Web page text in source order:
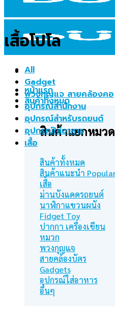
หน้าแรก
สินค้าทั้งหมด
สินค้าแยกหมวด
สินค้าทั้งหมด
สินค้าแนะนำ
เสื้อ
ม่านบังแดดรถยนต์
นาฬิกาแขวนผนัง
Fidget Toy
ปากกา เครื่องเขียน
หมวก
พวงกุญแจ
สายคล้องบัตร
Gadgets
อุปกรณ์ใส่อาหาร
อื่นๆ
เสื้อโปโล
All
Gadget
พวงกุญแจ สายคล้องคอ
อุปกรณ์สำนักงาน
อุปกรณ์สำหรับรถยนต์
อุปกรณ์ใส่อาหาร
เสื้อ